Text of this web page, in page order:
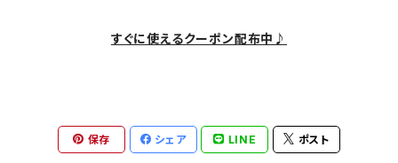
すぐに使えるクーポン配布中♪
保存 シェア LINE ポスト